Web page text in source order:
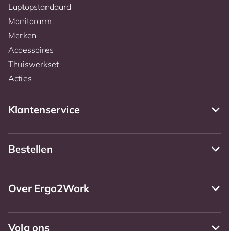
Laptopstandaard
Monitorarm
Merken
Accessoires
Thuiswerkset
Acties
Klantenservice
Bestellen
Over Ergo2Work
Volg ons